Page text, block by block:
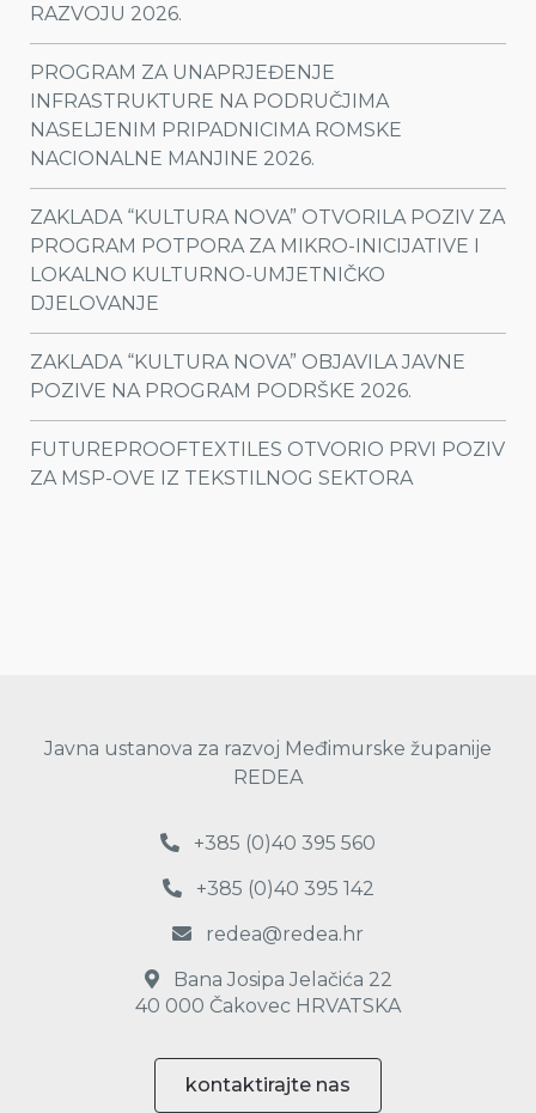
RAZVOJU 2026.
PROGRAM ZA UNAPRJEĐENJE
INFRASTRUKTURE NA PODRUČJIMA
NASELJENIM PRIPADNICIMA ROMSKE
NACIONALNE MANJINE 2026.
ZAKLADA “KULTURA NOVA” OTVORILA POZIV ZA
PROGRAM POTPORA ZA MIKRO-INICIJATIVE I
LOKALNO KULTURNO-UMJETNIČKO
DJELOVANJE
ZAKLADA “KULTURA NOVA” OBJAVILA JAVNE
POZIVE NA PROGRAM PODRŠKE 2026.
FUTUREPROOFTEXTILES OTVORIO PRVI POZIV
ZA MSP-OVE IZ TEKSTILNOG SEKTORA
Javna ustanova za razvoj Međimurske županije
REDEA
+385 (0)40 395 560
+385 (0)40 395 142
redea@redea.hr
Bana Josipa Jelačića 22
40 000 Čakovec HRVATSKA
kontaktirajte nas